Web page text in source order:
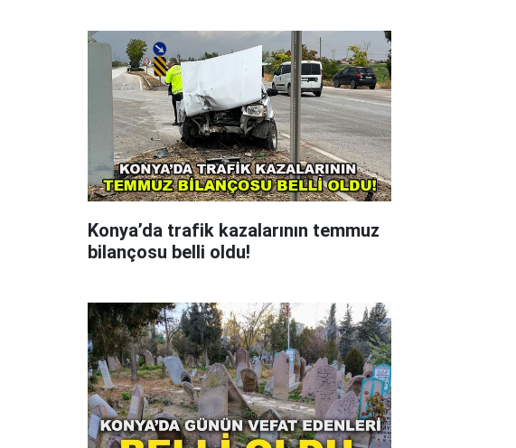
Konya’da trafik kazalarının temmuz
bilançosu belli oldu!